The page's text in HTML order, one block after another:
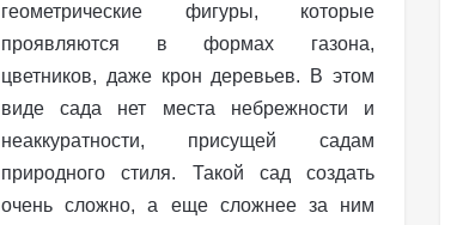
геометрические фигуры, которые
проявляются в формах газона,
цветников, даже крон деревьев. В этом
виде сада нет места небрежности и
неаккуратности, присущей садам
природного стиля. Такой сад создать
очень сложно, а еще сложнее за ним